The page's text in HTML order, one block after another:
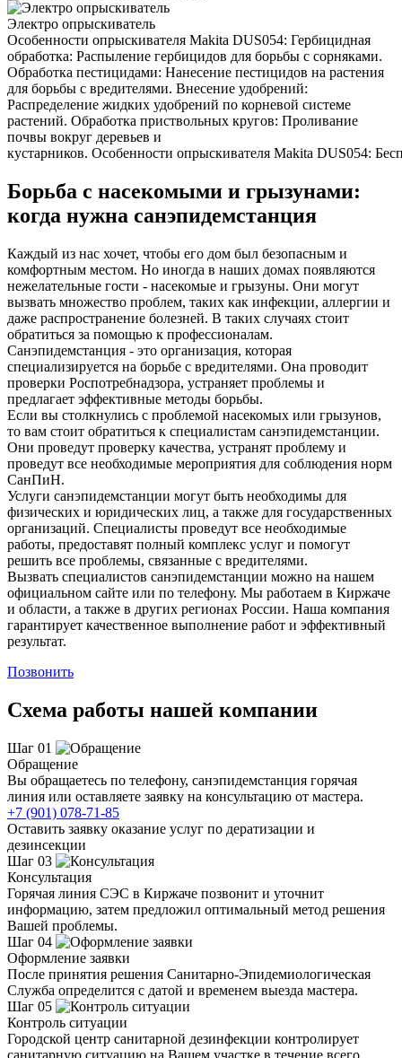
Электро опрыскиватель
Особенности опрыскивателя Makita DUS054: Гербицидная
обработка: Распыление гербицидов для борьбы с сорняками.
Обработка пестицидами: Нанесение пестицидов на растения
для борьбы с вредителями. Внесение удобрений:
Распределение жидких удобрений по корневой системе
растений. Обработка приствольных кругов: Проливание
почвы вокруг деревьев и
кустарников. Особенности опрыскивателя Makita DUS054:
Борьба с насекомыми и грызунами:
когда нужна санэпидемстанция
Каждый из нас хочет, чтобы его дом был безопасным и
комфортным местом. Но иногда в наших домах появляются
нежелательные гости - насекомые и грызуны. Они могут
вызвать множество проблем, таких как инфекции, аллергии и
даже распространение болезней. В таких случаях стоит
обратиться за помощью к профессионалам.
Санэпидемстанция - это организация, которая
специализируется на борьбе с вредителями. Она проводит
проверки Роспотребнадзора, устраняет проблемы и
предлагает эффективные методы борьбы.
Если вы столкнулись с проблемой насекомых или грызунов,
то вам стоит обратиться к специалистам санэпидемстанции.
Они проведут проверку качества, устранят проблему и
проведут все необходимые мероприятия для соблюдения норм
СанПиН.
Услуги санэпидемстанции могут быть необходимы для
физических и юридических лиц, а также для государственных
организаций. Специалисты проведут все необходимые
работы, предоставят полный комплекс услуг и помогут
решить все проблемы, связанные с вредителями.
Вызвать специалистов санэпидемстанции можно на нашем
официальном сайте или по телефону. Мы работаем в Киржаче
и области, а также в других регионах России. Наша компания
гарантирует качественное выполнение работ и эффективный
результат.
Позвонить
Схема работы нашей компании
Шаг 01
Обращение
Вы обращаетесь по телефону, санэпидемстанция горячая
линия или оставляете заявку на консультацию от мастера.
+7 (901) 078-71-85
Оставить заявку оказание услуг по дератизации и
дезинсекции
Шаг 03
Консультация
Горячая линия СЭС в Киржаче позвонит и уточнит
информацию, затем предложил оптимальный метод решения
Вашей проблемы.
Шаг 04
Оформление заявки
После принятия решения Санитарно-Эпидемиологическая
Служба определится с датой и временем выезда мастера.
Шаг 05
Контроль ситуации
Городской центр санитарной дезинфекции контролирует
санитарную ситуацию на Вашем участке в течение всего